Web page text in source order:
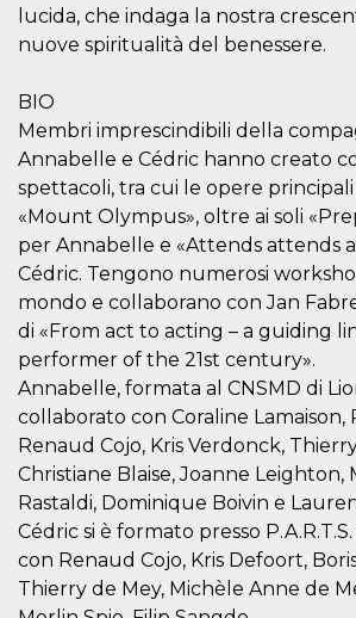
lucida, che indaga la nostra
nuove spiritualità del benessere.
BIO
Membri imprescindibili della
Annabelle e Cédric hanno creato
spettacoli, tra cui le opere principali
«Mount Olympus», oltre ai soli
per Annabelle e «Attends attends
Cédric. Tengono numerosi
mondo e collaborano con Jan
di «From act to acting – a guiding
performer of the 21st century».
Annabelle, formata al CNSMD di
collaborato con Coraline Lamaison,
Renaud Cojo, Kris Verdonck,
Christiane Blaise, Joanne Leighton,
Rastaldi, Dominique Boivin e
Cédric si è formato presso
con Renaud Cojo, Kris Defoort,
Thierry de Mey, Michèle Anne de
CookieScriptConsent
CookieScript
oooh.events
2